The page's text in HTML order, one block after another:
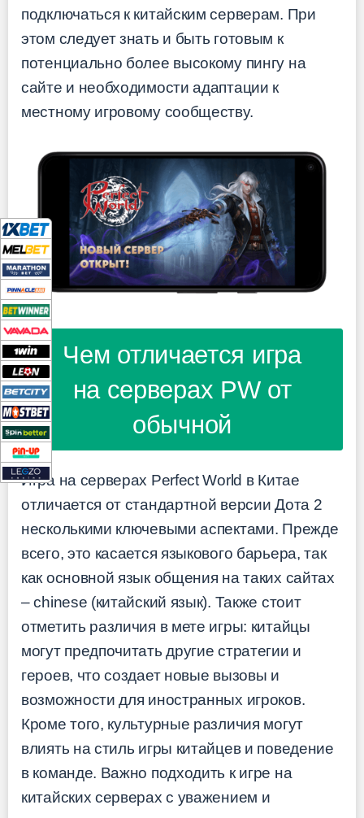
подключаться к китайским серверам. При
этом следует знать и быть готовым к
потенциально более высокому пингу на
сайте и необходимости адаптации к
местному игровому сообществу.
Чем отличается игра
на серверах PW от
обычной
Игра на серверах Perfect World в Китае
отличается от стандартной версии Дота 2
несколькими ключевыми аспектами. Прежде
всего, это касается языкового барьера, так
как основной язык общения на таких сайтах
– chinese (китайский язык). Также стоит
отметить различия в мете игры: китайцы
могут предпочитать другие стратегии и
героев, что создает новые вызовы и
возможности для иностранных игроков.
Кроме того, культурные различия могут
влиять на стиль игры китайцев и поведение
в команде. Важно подходить к игре на
китайских серверах с уважением и